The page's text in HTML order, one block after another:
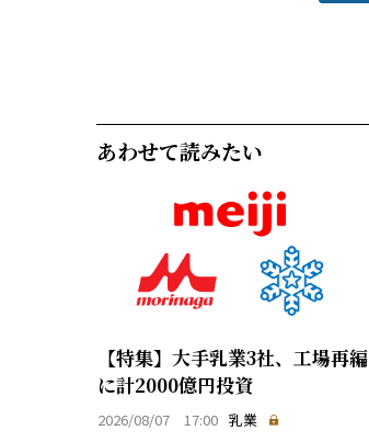
あわせて読みたい
【特集】大手乳業3社、工場再編
に計2000億円投資
2026/08/07 17:00 乳業